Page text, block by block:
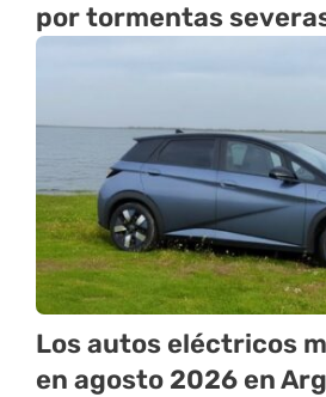
por tormentas
Los autos eléctricos
en agosto 2026 en